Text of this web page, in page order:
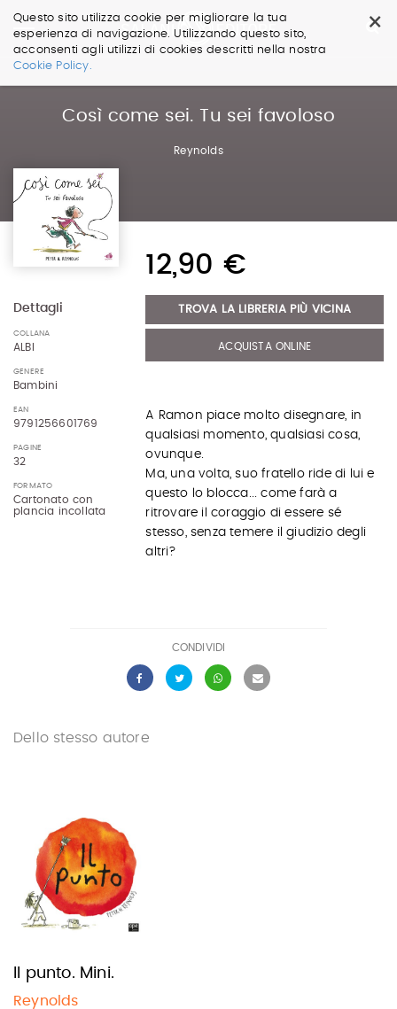
×
Questo sito utilizza cookie per migliorare la tua
esperienza di navigazione. Utilizzando questo sito,
acconsenti agli utilizzi di cookies descritti nella nostra
Cookie Policy.
Salta
Così come sei. Tu sei favoloso
Reynolds
Dettagli
COLLANA
ALBI
GENERE
Bambini
EAN
9791256601769
PAGINE
32
FORMATO
Cartonato con
plancia incollata
12,90 €
TROVA LA LIBRERIA PIÙ VICINA
ACQUISTA ONLINE
A Ramon piace molto disegnare, in
qualsiasi momento, qualsiasi cosa,
ovunque.
Ma, una volta, suo fratello ride di lui e
questo lo blocca... come farà a
ritrovare il coraggio di essere sé
stesso, senza temere il giudizio degli
altri?
CONDIVIDI
Dello stesso autore
Il punto. Mini.
Reynolds